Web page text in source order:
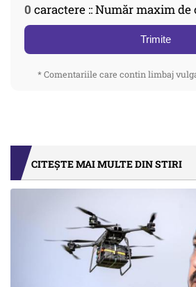
0 caractere :: Număr maxim de
Trimite
* Comentariile care contin limbaj
CITEȘTE MAI MULTE DIN STIRI